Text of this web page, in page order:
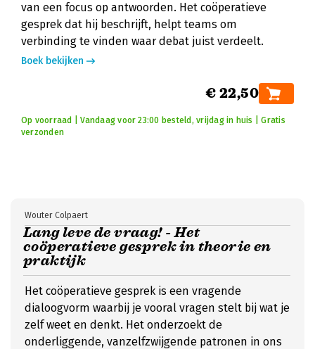
van een focus op antwoorden. Het coöperatieve
gesprek dat hij beschrijft, helpt teams om
verbinding te vinden waar debat juist verdeelt.
Boek bekijken
€ 22,50
Op voorraad | Vandaag voor 23:00 besteld, vrijdag in huis | Gratis
verzonden
Lang leve de vraag! - Het
coöperatieve gesprek in theorie en
praktijk
Wouter Colpaert
Het coöperatieve gesprek is een vragende
dialoogvorm waarbij je vooral vragen stelt bij wat je
zelf weet en denkt. Het onderzoekt de
onderliggende, vanzelfzwijgende patronen in ons